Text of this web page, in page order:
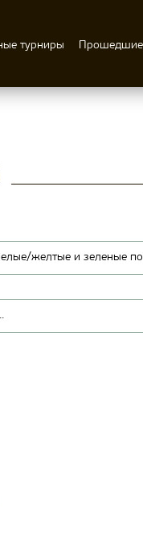
турниры Прошедшие
желтые и зеленые